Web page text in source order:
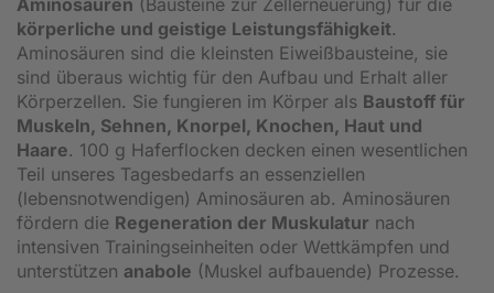
körperliche und geistige Leistungsfähigkeit.
Aminosäuren sind die kleinsten Eiweißbausteine, sie
sind überaus wichtig für den Aufbau und Erhalt aller
Körperzellen. Sie fungieren im Körper als Baustoff für
Muskeln, Sehnen, Knorpel, Knochen, Haut und
Haare. 100 g Haferflocken decken einen wesentlichen
Teil unseres Tagesbedarfs an essenziellen
(lebensnotwendigen) Aminosäuren ab. Aminosäuren
fördern die Regeneration der Muskulatur nach
intensiven Trainingseinheiten oder Wettkämpfen und
unterstützen anabole (Muskel aufbauende) Prozesse.